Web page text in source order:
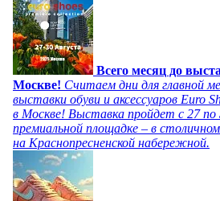
Всего месяц до
Москве! Считаем дни для главной
выставки обуви и аксессуаров Euro
в Москве! Выставка пройдет с 27 по
премиальной площадке – в
на Краснопресненской набережной.